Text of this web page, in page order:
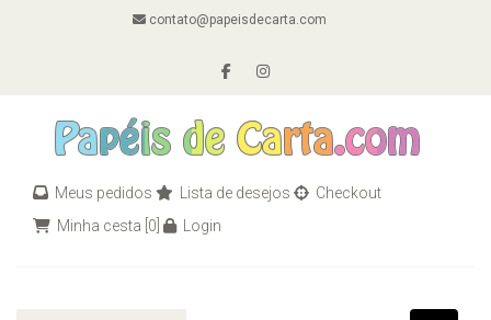
contato@papeisdecarta.com
Meus pedidos Lista de desejos
Checkout
Minha cesta [0] Login